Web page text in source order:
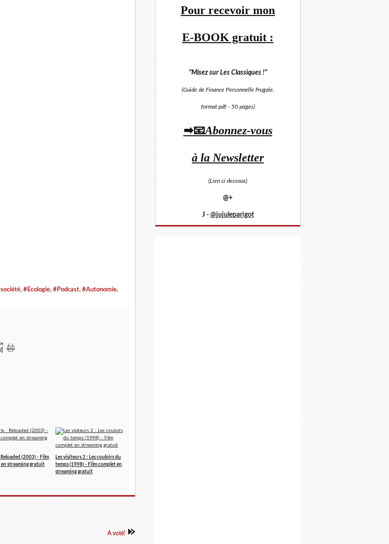
, #Ecologie, #Podcast, #Autonomie,
(2003) - Film
en streaming gratuit
Les visiteurs 2 : Les couloirs du
temps (1998) - Film complet en
streaming gratuit
A voté!
Pour recevoir mon
E-BOOK gratuit :
"Misez sur Les Classiques !"
(Guide de Finance Personnelle Frugale,
format pdf - 50 pages)
➡📧Abonnez-vous
à la Newsletter
(Lien ci dessous)
@+
J - @jujuleparigot